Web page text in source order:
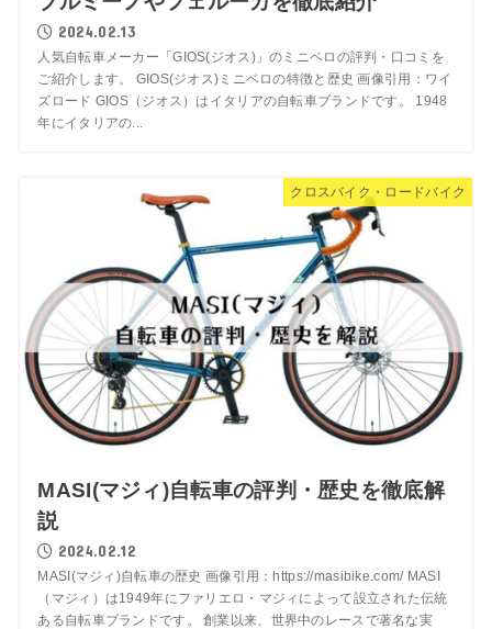
2024.02.13
人気自転車メーカー「GIOS(ジオス)」のミニベロの評判・口コミを
ご紹介します。 GIOS(ジオス)ミニベロの特徴と歴史 画像引用：ワイ
ズロード GIOS（ジオス）はイタリアの自転車ブランドです。 1948
年にイタリアの...
クロスバイク・ロードバイク
MASI(マジィ)自転車の評判・歴史を徹底解
説
2024.02.12
MASI(マジィ)自転車の歴史 画像引用：https://masibike.com/ MASI
（マジィ）は1949年にファリエロ・マジィによって設立された伝統
ある自転車ブランドです。 創業以来、世界中のレースで著名な実